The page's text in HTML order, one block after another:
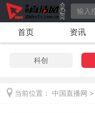
首页 资讯
科创
当前位置： 中国直播网 >